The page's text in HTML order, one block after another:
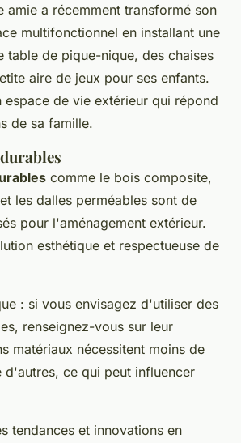
amie a récemment transformé son
multifonctionnel en installant une
table de pique-nique, des chaises
aire de jeux pour ses enfants.
espace de vie extérieur qui répond
de sa famille.
comme le bois composite,
les dalles perméables sont de
pour l'aménagement extérieur.
esthétique et respectueuse de
: si vous envisagez d'utiliser des
renseignez-vous sur leur
matériaux nécessitent moins de
d'autres, ce qui peut influencer
tendances et innovations en